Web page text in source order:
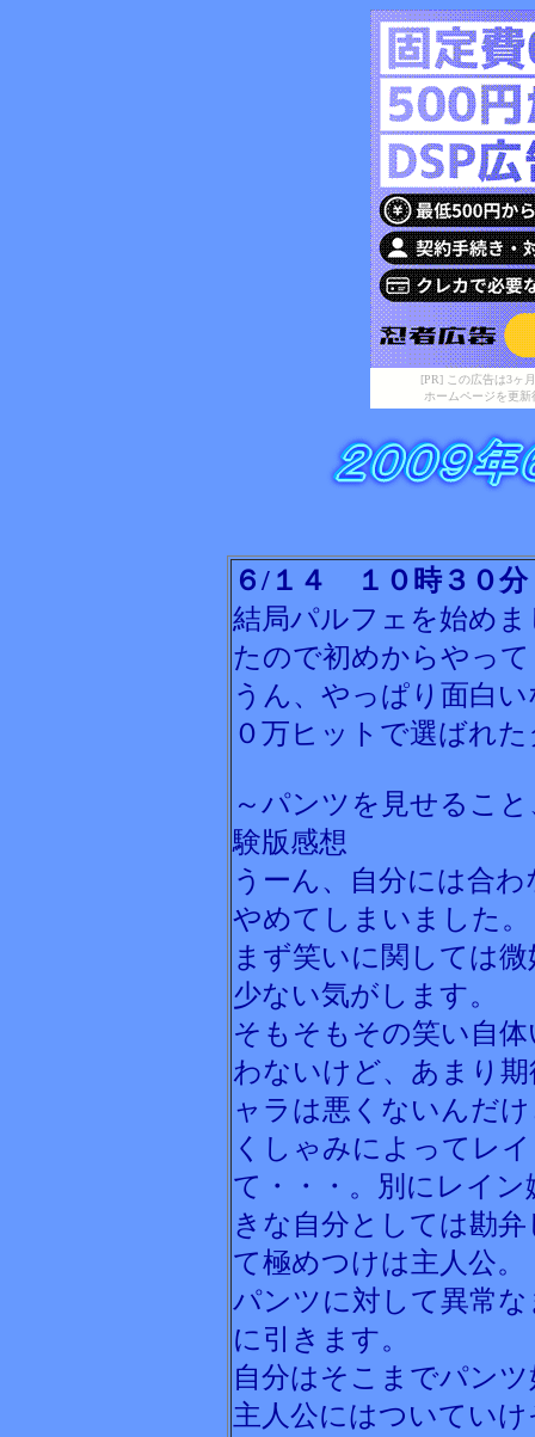
[PR] この広告は3ヶ
ホームページを更
６/１４ １０時３０分
結局パルフェを始め
たので初めからやっ
うん、やっぱり面白
０万ヒットで選ばれ
～パンツを見せるこ
験版感想
うーん、自分には合
やめてしまいました。
まず笑いに関しては
少ない気がします。
そもそもその笑い自
わないけど、あまり
ャラは悪くないんだ
くしゃみによってレ
て・・・。別にレイ
きな自分としては勘
て極めつけは主人公。
パンツに対して異常
に引きます。
自分はそこまでパン
主人公にはついてい